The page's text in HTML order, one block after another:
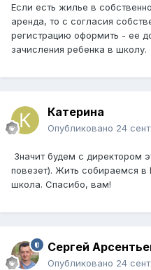
Если есть жилье в
аренда, то с согласия
регистрацию оформить - ее
зачисления ребенка в школу.
Катерина
Опубликовано 24
Значит будем с директором
повезет). Жить собираемся
школа. Спасибо, вам!
Сергей
Опубликовано 24